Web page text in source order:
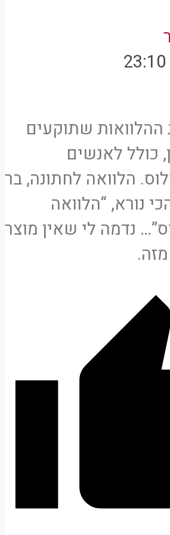
שתוקעים
כולל לאנשים
הלוואה לחתונה, בר
נורא, “הלוואה
נדמה לי שאין מוצר